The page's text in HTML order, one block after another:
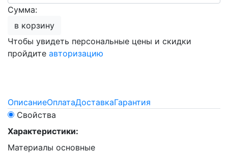
Сумма:
в корзину
Чтобы увидеть персональные цены и скидки
пройдите авторизацию
ОписаниеОплатаДоставкаГарантия
Свойства
Характеристики:
Материалы основные